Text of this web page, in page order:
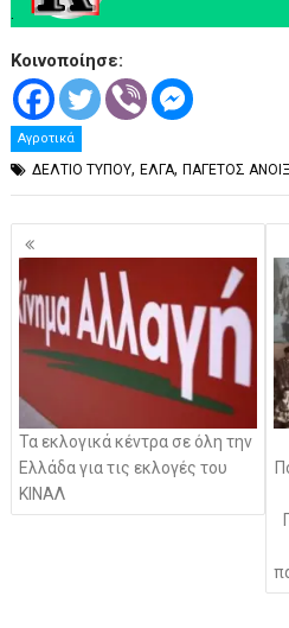
.
Κοινοποίησε:
Αγροτικά
ΔΕΛΤΙΟ ΤΥΠΟΥ,ΕΛΓΑ,ΠΑΓΕΤΟΣ
Πλοήγηση
άρθρων
Τα εκλογικά κέντρα σε όλη την
Ελλάδα για τις εκλογές του
ΚΙΝΑΛ